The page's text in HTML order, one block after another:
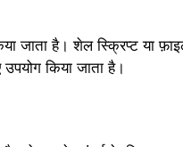
जाता है। शेल स्क्रिप्ट या
किया जाता है।